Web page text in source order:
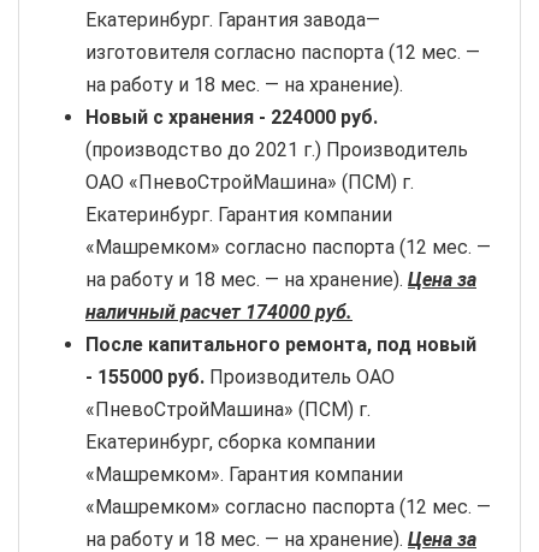
Екатеринбург. Гарантия завода—
изготовителя согласно паспорта (12 мес. —
на работу и 18 мес. — на хранение).
Новый с хранения - 224000 руб.
(производство до 2021 г.) Производитель
ОАО «ПневоСтройМашина» (ПСМ) г.
Екатеринбург. Гарантия компании
«Машремком» согласно паспорта (12 мес. —
на работу и 18 мес. — на хранение). Цена за
наличный расчет 174000 руб.
После капитального ремонта, под новый
- 155000 руб. Производитель ОАО
«ПневоСтройМашина» (ПСМ) г.
Екатеринбург, сборка компании
«Машремком». Гарантия компании
«Машремком» согласно паспорта (12 мес. —
на работу и 18 мес. — на хранение). Цена за